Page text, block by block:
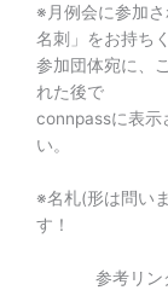
※月例会に参加
名刺」をお持ち
参加団体宛に、
れた後で
connpassに表示
い。
※名札(形は問い
す！
参考リン